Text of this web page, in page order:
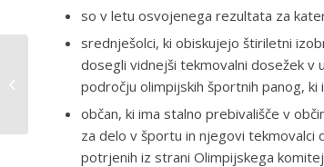
so v letu osvojenega rezultata za
srednješolci, ki obiskujejo štiriletni
dosegli vidnejši tekmovalni dosežek v
področju olimpijskih športnih panog,
občan, ki ima stalno prebivališče v
za delo v športu in njegovi
potrjenih iz strani Olimpijskega
Podaljšanje
zavarovanja splošne-
poklicne odgovornosti
strokovnih delavcev...